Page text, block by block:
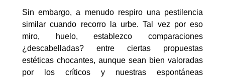
Sin embargo, a menudo respiro una pestilencia
similar cuando recorro la urbe. Tal vez por eso
miro, huelo, establezco comparaciones
¿descabelladas? entre ciertas propuestas
estéticas chocantes, aunque sean bien valoradas
por los críticos y nuestras espontáneas